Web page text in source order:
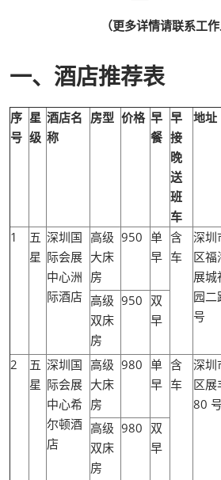
（更多详情请联系工作
一、酒店推荐表
序
号
星
级
酒店名
称
房型 价格 早
餐
早
接
晚
送
班
车
地址
1
五
星
深圳国
际会展
中心洲
际酒店
高级
大床
房
950 单
早
含
车
深圳
区福
展城
园二
号
高级
双床
房
950 双
早
2
五
星
深圳国
际会展
中心希
尔顿酒
店
高级
大床
房
980 单
早
含
车
深圳
区展
80 号
高级
双床
房
980 双
早